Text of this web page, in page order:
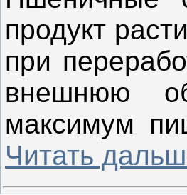
продукт
при
внешнюю
максимум
Читать